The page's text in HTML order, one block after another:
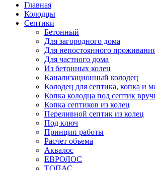
Главная
Колодцы
Септики
Бетонный
Для загородного дома
Для непостоянного
Для частного дома
Из бетонных колец
Канализационный колодец
Колодец для септика, копка и
Копка колодца под септик
Копка септиков из колец
Переливной септик из колец
Под ключ
Принцип работы
Расчет объема
Аквалос
ЕВРОЛОС
ТОПАС